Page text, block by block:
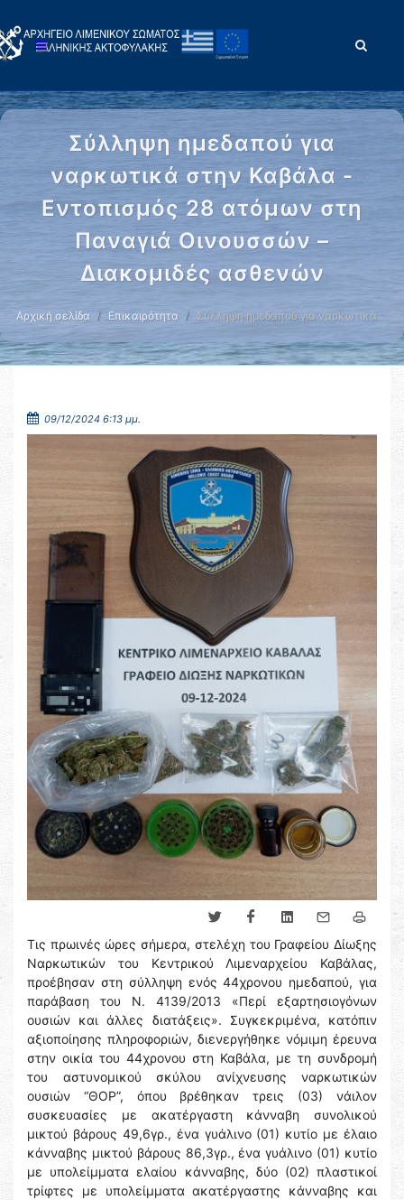
Σύλληψη ημεδαπού για
ναρκωτικά στην Καβάλα -
Εντοπισμός 28 ατόμων στη
Παναγιά Οινουσσών –
Διακομιδές ασθενών
Αρχική σελίδα Επικαιρότητα Σύλληψη ημεδαπού για ναρκωτικά …
09/12/2024 6:13 μμ.
Τις πρωινές ώρες σήμερα, στελέχη του Γραφείου Δίωξης
Ναρκωτικών του Κεντρικού Λιμεναρχείου Καβάλας,
προέβησαν στη σύλληψη ενός 44χρονου ημεδαπού, για
παράβαση του Ν. 4139/2013 «Περί εξαρτησιογόνων
ουσιών και άλλες διατάξεις». Συγκεκριμένα, κατόπιν
αξιοποίησης πληροφοριών, διενεργήθηκε νόμιμη έρευνα
στην οικία του 44χρονου στη Καβάλα, με τη συνδρομή
του αστυνομικού σκύλου ανίχνευσης ναρκωτικών
ουσιών “ΘΟΡ”, όπου βρέθηκαν τρεις (03) νάιλον
συσκευασίες με ακατέργαστη κάνναβη συνολικού
μικτού βάρους 49,6γρ., ένα γυάλινο (01) κυτίο με έλαιο
κάνναβης μικτού βάρους 86,3γρ., ένα γυάλινο (01) κυτίο
με υπολείμματα ελαίου κάνναβης, δύο (02) πλαστικοί
τρίφτες με υπολείμματα ακατέργαστης κάνναβης και